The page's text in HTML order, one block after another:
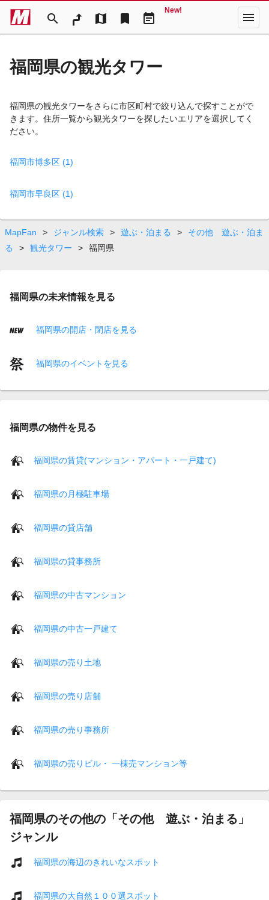
search map bookmark event_note
New! menu
福岡県の観光タワー
福岡県の観光タワーをさらに市区町村で絞り込んで探すことがで
きます。住所一覧から観光タワーを探したいエリアを選択してく
ださい。
福岡市博多区 (1)
福岡市早良区 (1)
MapFan > ジャンル検索 > 遊ぶ・泊まる >
その他 遊ぶ・泊ま
る
> 観光タワー > 福岡県
福岡県の未来情報を見る
福岡県の開店・閉店を見る
福岡県のイベントを見る
福岡県の物件を見る
福岡県の賃貸(マンション・アパート・一戸建て)
福岡県の月極駐車場
福岡県の貸店舗
福岡県の貸事務所
福岡県の中古マンション
福岡県の中古一戸建て
福岡県の売り土地
福岡県の売り店舗
福岡県の売り事務所
福岡県の売りビル・ 一棟売マンション等
福岡県のその他の「その他 遊ぶ・泊まる」
ジャンル
福岡県の海辺のきれいなスポット
福岡県の大自然１００選スポット